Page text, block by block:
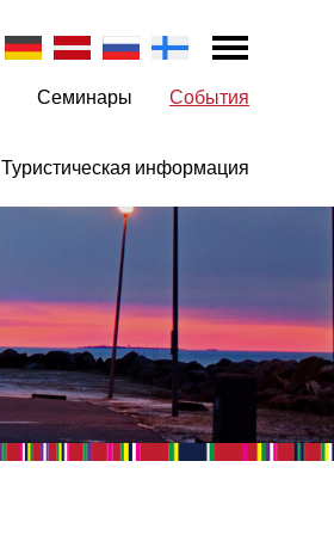
Семинары События
Туристическая информация